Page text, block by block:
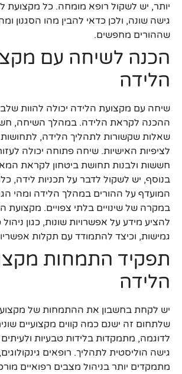
יותר, יש לשקול רופא מומחה. כל מקצועת
גישה שונה, ולכן כדאי להבין מהו הסגנון
שההורים מחפשים.
הכנה לשיחה עם
הלידה
שיחה עם מקצועת הלידה יכולה להוות
ההכנה לקראת הלידה. במהלך השיחה,
שאלות שקשורות לתהליך הלידה, לתחושות
לציפיות האישיות. שיחה פתוחה יכולה
חששות ולבנות תחושת ביטחון לקראת
בנוסף, יש לשקול לדבר על תכניות לידה,
המועדף על ההורים במהלך הלידה ומהי
במקרה של שינויים בלתי צפויים. מקצועת
להציע מידע על אפשרויות שונות, כגון
גמישות, וכיצד להתמודד עם תקלות
תפקיד התמחות
הלידה
יש לקחת בחשבון את ההתמחות של מקצועת
שלתחום זה ישנם כמה קווים מקצועיים
לדוגמה, מתמקדות בלידות טבעיות
גישה הוליסטית לתהליך. רופאים
מתמקדים יותר בניהול מצבים רפואיים